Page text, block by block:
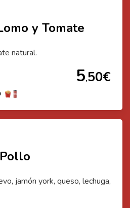
y Tomate
natural.
5,50€
jamón york, queso, lechuga,